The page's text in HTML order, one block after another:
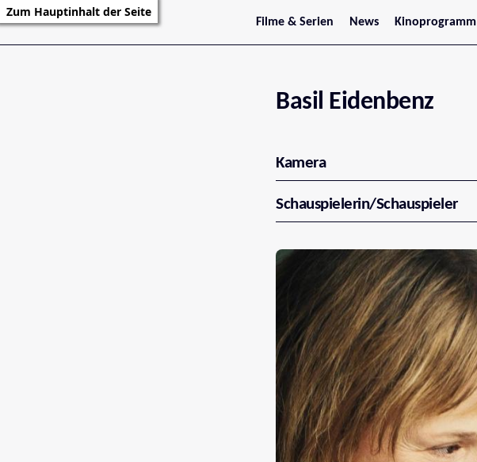
Zum Hauptinhalt der Seite
Filme & Serien
Trailer
Serienarchiv
News
Stars
Kinoprogramm
Jetzt im Kino
Oberösterreich
Tirol
Vorarlberg
Basil Eidenbenz
Kamera
Schauspielerin/Schauspieler